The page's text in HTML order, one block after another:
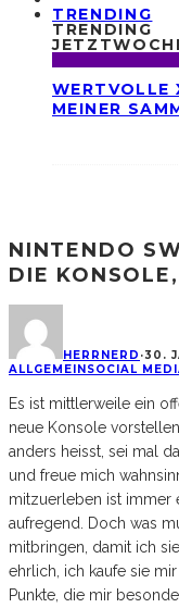
TRENDING
TRENDING
JETZT
WERTVOLLE
MEINER
NINTENDO
DIE
HERRNERD ·30.
ALLGEMEINSOCIAL
Es ist mittlerweile ein
neue Konsole
anders heisst, sei mal
und freue mich
mitzuerleben ist immer
aufregend. Doch was
mitbringen, damit ich
ehrlich, ich kaufe sie
Punkte, die mir